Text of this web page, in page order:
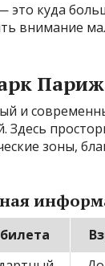
это куда
внимание
и
Здесь
зоны,